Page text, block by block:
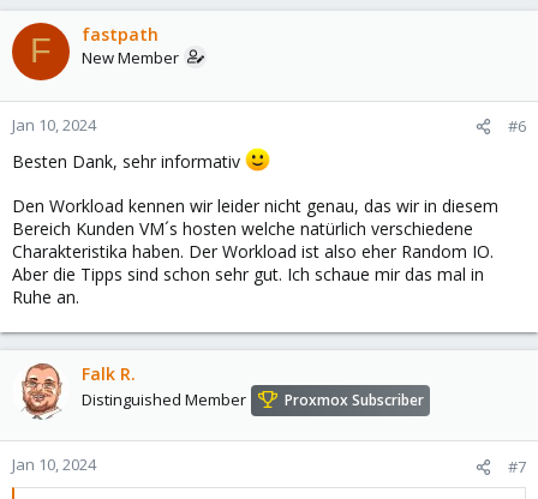
F fastpath
New Member
Jan 10, 2024 #6
Besten Dank, sehr informativ
Den Workload kennen wir leider nicht genau, das wir in diesem
Bereich Kunden VM´s hosten welche natürlich verschiedene
Charakteristika haben. Der Workload ist also eher Random IO.
Aber die Tipps sind schon sehr gut. Ich schaue mir das mal in
Ruhe an.
Falk R.
Distinguished Member Proxmox Subscriber
Jan 10, 2024 #7